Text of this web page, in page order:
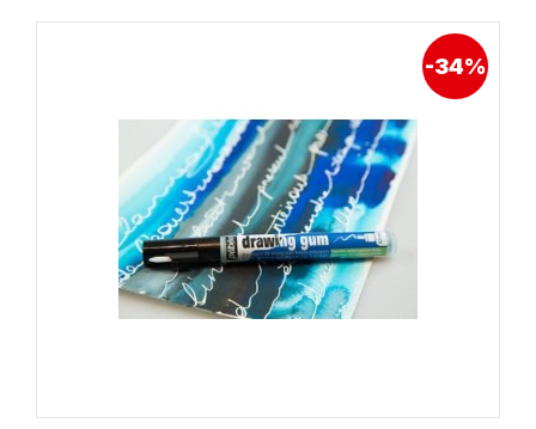
-34%